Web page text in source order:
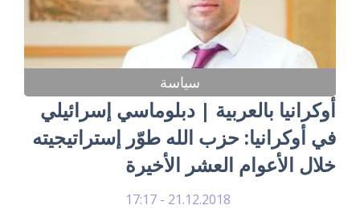
سياسة
أوكرانيا بالعربية | دبلوماسي إسرائيلي
في أوكرانيا: حزب الله طوّر إستراتيجيته
خلال الأعوام العشر الأخيرة
21.12.2018 - 17:17